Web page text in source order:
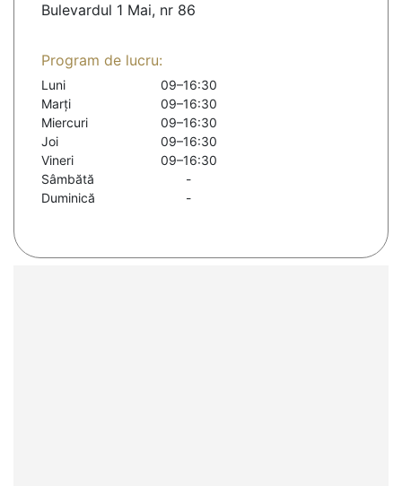
Bulevardul 1 Mai, nr 86
Program de lucru:
Luni
09–16:30
Marți
09–16:30
Miercuri
09–16:30
Joi
09–16:30
Vineri
09–16:30
Sâmbătă
-
Duminică
-